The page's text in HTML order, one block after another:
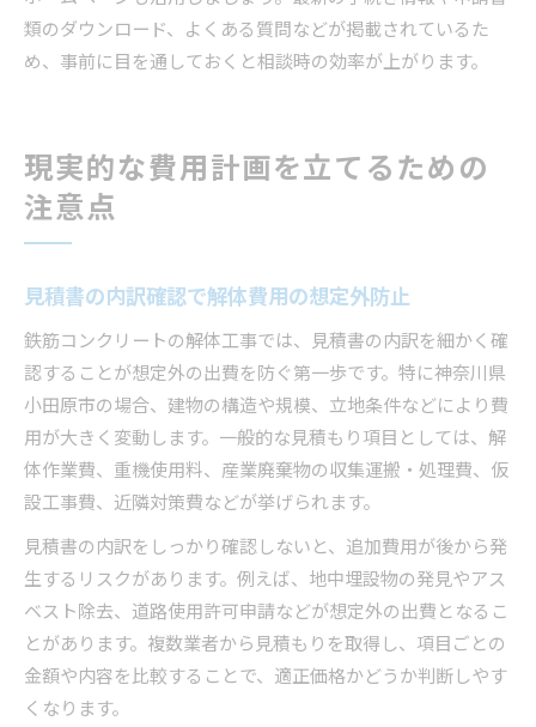
類のダウンロード、よくある質問などが掲載されているた
め、事前に目を通しておくと相談時の効率が上がります。
現実的な費用計画を立てるための
注意点
見積書の内訳確認で解体費用の想定外防止
鉄筋コンクリートの解体工事では、見積書の内訳を細かく確
認することが想定外の出費を防ぐ第一歩です。特に神奈川県
小田原市の場合、建物の構造や規模、立地条件などにより費
用が大きく変動します。一般的な見積もり項目としては、解
体作業費、重機使用料、産業廃棄物の収集運搬・処理費、仮
設工事費、近隣対策費などが挙げられます。
見積書の内訳をしっかり確認しないと、追加費用が後から発
生するリスクがあります。例えば、地中埋設物の発見やアス
ベスト除去、道路使用許可申請などが想定外の出費となるこ
とがあります。複数業者から見積もりを取得し、項目ごとの
金額や内容を比較することで、適正価格かどうか判断しやす
くなります。